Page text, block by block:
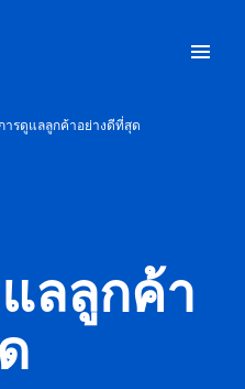
ารดูแลลูกค้าอย่างดีที่สุด
ลลูกค้า